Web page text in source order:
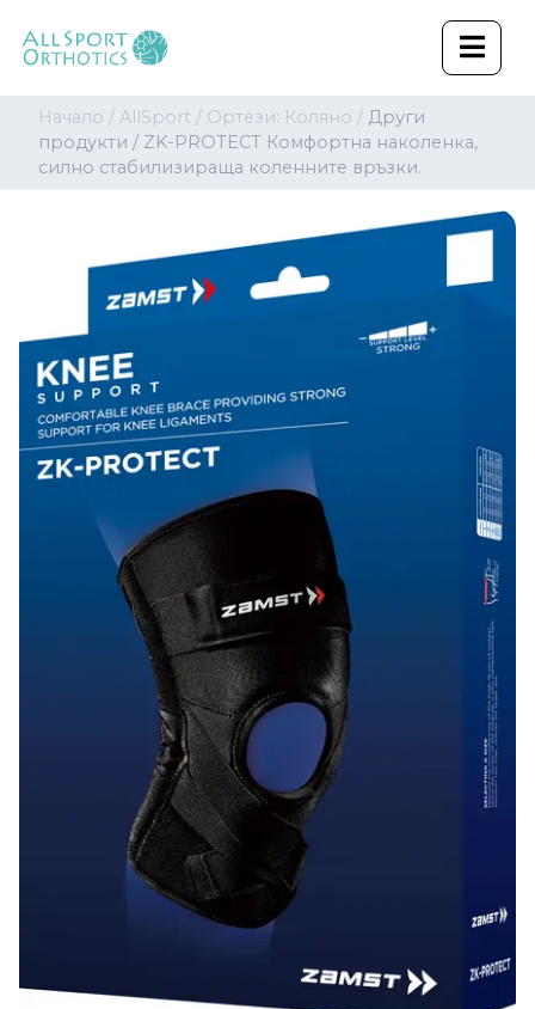
Начало / AllSport / Ортези: Коляно / Други
продукти / ZK-PROTECT Комфортна наколенка,
силно стабилизираща коленните връзки.